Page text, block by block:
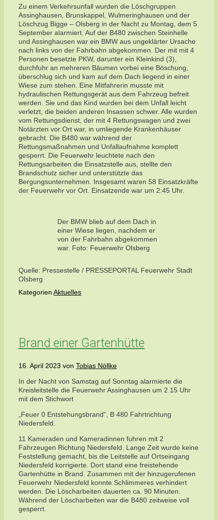
Zu einem Verkehrsunfall wurden die Löschgruppen
Assinghausen, Brunskappel, Wulmeringhausen und der
Löschzug Bigge – Olsberg in der Nacht zu Montag, dem 5.
September alarmiert. Auf der B480 zwischen Steinhelle
und Assinghausen war ein BMW aus ungeklärter Ursache
nach links von der Fahrbahn abgekommen. Der mit mit 4
Personen besetzte PKW, darunter ein Kleinkind (3),
durchfuhr an mehreren Bäumen vorbei eine Böschung,
überschlug sich und kam auf dem Dach liegend in einer
Wiese zum stehen. Eine Mitfahrerin musste mit
hydraulischen Rettungsgerät aus dem Fahrzeug befreit
werden. Sie und das Kind wurden bei dem Unfall leicht
verletzt, die beiden anderen Insassen schwer. Alle wurden
vom Rettungsdienst, der mit 4 Rettungswagen und zwei
Notärzten vor Ort war, in umliegende Krankenhäuser
gebracht. Die B480 war während der
Rettungsmaßnahmen und Unfallaufnahme komplett
gesperrt. Die Feuerwehr leuchtete nach den
Rettungsarbeiten die Einsatzstelle aus, stellte den
Brandschutz sicher und unterstützte das
Bergungsunternehmen. Insgesamt waren 58 Einsatzkräfte
der Feuerwehr vor Ort. Einsatzende war um 2:45 Uhr.
Der BMW blieb auf dem Dach in
einer Wiese liegen, nachdem er
von der Fahrbahn abgekommen
war. Foto: Feuerwehr Olsberg
Quelle: Pressestelle / PRESSEPORTAL Feuerwehr Stadt
Olsberg
Kategorien Aktuelles
Brand einer Gartenhütte
16. April 2023 von Tobias Nöllke
In der Nacht von Samstag auf Sonntag alarmierte die
Kreisleitstelle die Feuerwehr Assinghausen um 2.15 Uhr
mit dem Stichwort
„Feuer 0 Entstehungsbrand“, B 480 Fahrtrichtung
Niedersfeld.
11 Kameraden und Kameradinnen fuhren mit 2
Fahrzeugen Richtung Niedersfeld. Lange Zeit wurde keine
Feststellung gemacht, bis die Leitstelle auf Ortseingang
Niedersfeld korrigierte. Dort stand eine freistehende
Gartenhütte in Brand. Zusammen mit der hinzugerufenen
Feuerwehr Niedersfeld konnte Schlimmeres verhindert
werden. Die Löscharbeiten dauerten ca. 90 Minuten.
Während der Löscharbeiten war die B480 zeitweise voll
gesperrt.